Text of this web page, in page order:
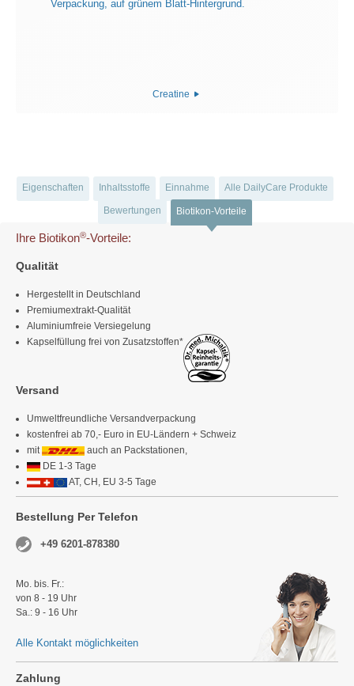
Creatine
Eigenschaften Inhaltsstoffe Einnahme Alle DailyCare Produkte
Bewertungen Biotikon-Vorteile
Ihre Biotikon®-Vorteile:
Qualität
Hergestellt in Deutschland
Premiumextrakt-Qualität
Aluminiumfreie Versiegelung
Kapselfüllung frei von Zusatzstoffen*
Versand
Umweltfreundliche Versandverpackung
kostenfrei ab 70,- Euro in EU-Ländern + Schweiz
mit
auch an Packstationen,
DE 1-3 Tage
AT, CH, EU 3-5 Tage
Bestellung Per Telefon
+49 6201-878380
Mo. bis. Fr.:
von 8 - 19 Uhr
Sa.: 9 - 16 Uhr
Alle Kontakt möglichkeiten
Zahlung